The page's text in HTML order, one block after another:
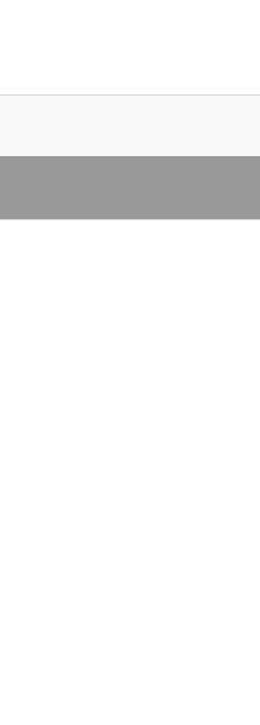
con dominio del